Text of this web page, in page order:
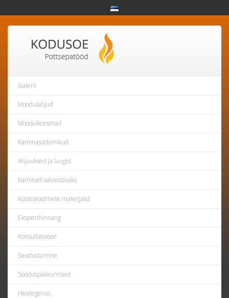
Galerii
Moodulahjud
Moodulkorstnad
Kaminasüdamikud
Ahjuuksed ja luugid
Kaminad salvestavaks
Kütteseadmete materjalid
Eksperthinnang
Konsultatsioon
Seadustamine
Sooduspakkumised
Heategevus